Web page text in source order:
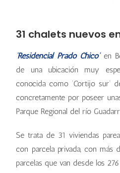
31 chalets nuevos
‘Residencial Prado Chico’ en
de una ubicación muy
conocida como ‘Cortijo sur’
concretamente por poseer
Parque Regional del río
Se trata de 31 viviendas
con parcela privada, con más
parcelas que van desde los